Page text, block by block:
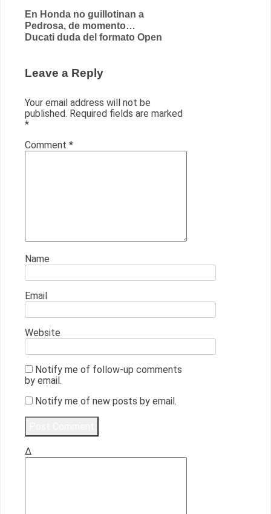
Post
navigation
En Honda no guillotinan a
Pedrosa, de momento…
Ducati duda del formato Open
Leave a Reply
Your email address will not be
published. Required fields are marked
*
Comment *
Name
Email
Website
Notify me of follow-up comments
by email.
Notify me of new posts by email.
Δ